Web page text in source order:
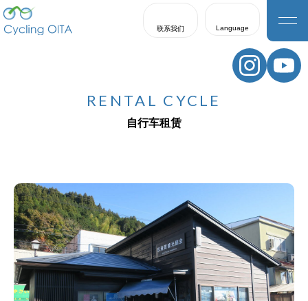
联系我们 Language
日本語
English
RENTAL CYCLE
自行车租赁